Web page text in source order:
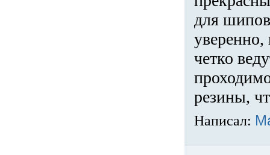
для
четко
резины,
Написал: